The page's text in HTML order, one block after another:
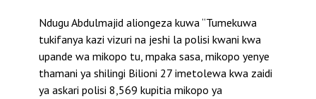
Ndugu Abdulmajid aliongeza kuwa “Tumekuwa
tukifanya kazi vizuri na jeshi la polisi kwani kwa
upande wa mikopo tu, mpaka sasa, mikopo yenye
thamani ya shilingi Bilioni 27 imetolewa kwa zaidi
ya askari polisi 8,569 kupitia mikopo ya